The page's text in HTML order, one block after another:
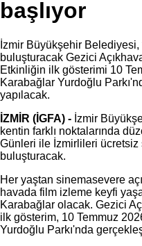
başlıyor
İzmir Büyükşehir
buluşturacak Gezici
Etkinliğin ilk gösterimi 10
Karabağlar Yurdoğlu
yapılacak.
İZMİR (İGFA) - İzmir
kentin farklı noktalarında
Günleri ile İzmirlileri
buluşturacak.
Her yaştan sinemasevere
havada film izleme keyfi
Karabağlar olacak. Gezici
ilk gösterim, 10 Temmuz
Yurdoğlu Parkı'nda